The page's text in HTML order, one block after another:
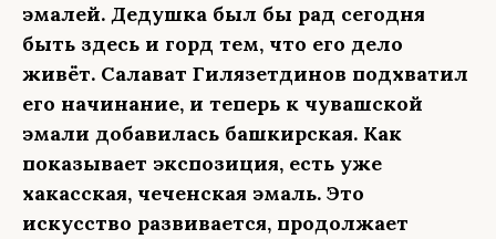
эмалей. Дедушка был бы рад сегодня
быть здесь и горд тем, что его дело
живёт. Салават Гилязетдинов подхватил
его начинание, и теперь к чувашской
эмали добавилась башкирская. Как
показывает экспозиция, есть уже
хакасская, чеченская эмаль. Это
искусство развивается, продолжает